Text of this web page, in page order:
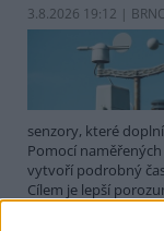
3.8.2026 19:12 |
senzory, které
Pomocí
vytvoří podrobný
Cílem je lepší